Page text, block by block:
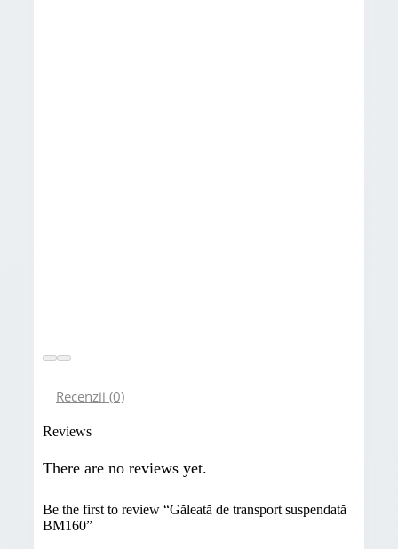
Recenzii (0)
Reviews
There are no reviews yet.
Be the first to review “Găleată de transport suspendată
BM160”